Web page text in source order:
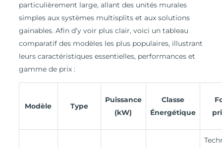
particulièrement large, allant des unités murales
simples aux systèmes multisplits et aux solutions
gainables. Afin d’y voir plus clair, voici un tableau
comparatif des modèles les plus populaires, illustrant
leurs caractéristiques essentielles, performances et
gamme de prix :
Modèle Type
Puissance
(kW)
Classe
Énergétique